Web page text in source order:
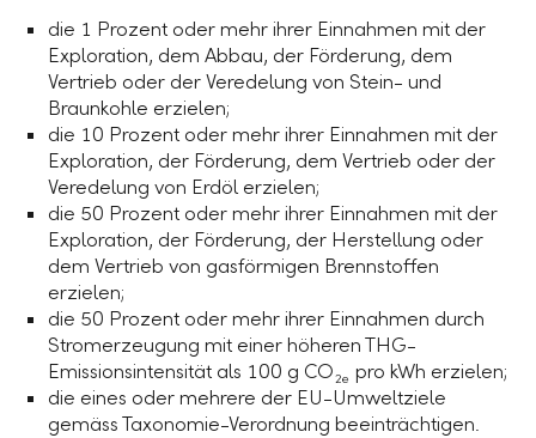
die 1 Prozent oder mehr ihrer Einnahmen mit der
Exploration, dem Abbau, der Förderung, dem
Vertrieb oder der Veredelung von Stein- und
Braunkohle erzielen;
die 10 Prozent oder mehr ihrer Einnahmen mit der
Exploration, der Förderung, dem Vertrieb oder der
Veredelung von Erdöl erzielen;
die 50 Prozent oder mehr ihrer Einnahmen mit der
Exploration, der Förderung, der Herstellung oder
dem Vertrieb von gasförmigen Brennstoffen
erzielen;
die 50 Prozent oder mehr ihrer Einnahmen durch
Stromerzeugung mit einer höheren THG-
Emissionsintensität als 100 g CO2e pro kWh erzielen;
die eines oder mehrere der EU-Umweltziele
gemäss Taxonomie-Verordnung beeinträchtigen.